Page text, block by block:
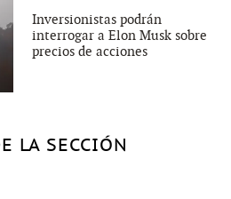
Inversionistas podrán
interrogar a Elon Musk sobre
precios de acciones
LA SECCIÓN